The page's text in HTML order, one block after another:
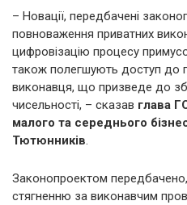
– Новації, передбачені
повноваження приватних
цифровізацію процесу
також полегшують доступ до
виконавця, що призведе до
чисельності, – сказав глава
малого та середнього
Тютюнників.
Законопроектом
стягненню за виконавчим